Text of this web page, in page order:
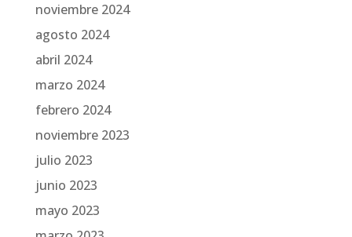
noviembre 2024
agosto 2024
abril 2024
marzo 2024
febrero 2024
noviembre 2023
julio 2023
junio 2023
mayo 2023